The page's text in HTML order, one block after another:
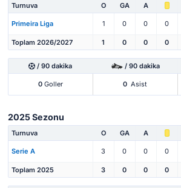
Turnuva O GA A
Primeira Liga 1 0 0 0
Toplam 2026/2027 1 0 0 0
/ 90 dakika / 90 dakika
0Goller 0 Asist
2025 Sezonu
Turnuva O GA A
Serie A 3 0 0 0
Toplam 2025 3 0 0 0